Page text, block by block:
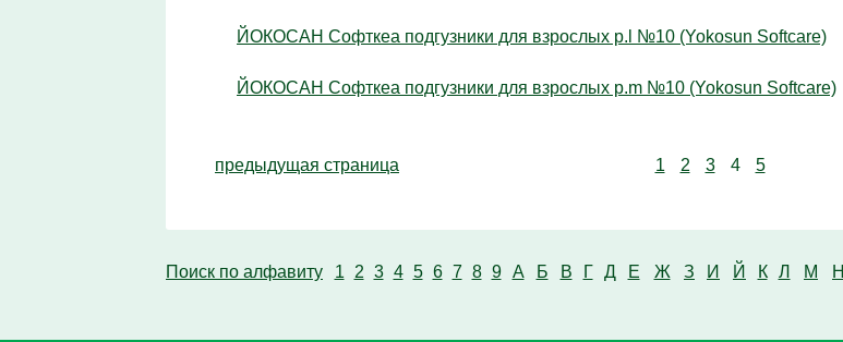
ЙОКОСАН Софткеа подгузники для взрослых р.l №10 (Yokosun Softcare)
ЙОКОСАН Софткеа подгузники для взрослых р.m №10 (Yokosun Softcare)
предыдущая страница 1 2 3 4 5
Поиск по алфавиту 1 2 3 4 5 6 7 8 9 А Б В Г Д Е Ж З И Й К Л М Н